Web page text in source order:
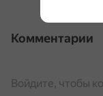
Комментарии
Войдите, чтобы